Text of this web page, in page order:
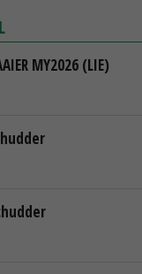
MY2026 (LIE)